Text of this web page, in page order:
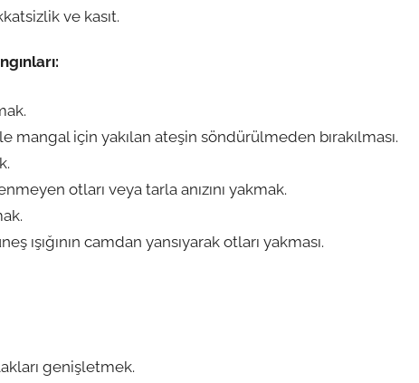
ve kasıt.
mangal için yakılan ateşin söndürülmeden bırakılması.
otları veya tarla anızını yakmak.
ışığının camdan yansıyarak otları yakması.
genişletmek.